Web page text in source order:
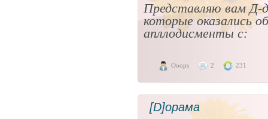
Представляю вам Д-
которые оказались
апллодисменты с:
Ooops 2 231
[D]орама